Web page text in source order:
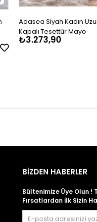
Adasea Siyah Kadın
Kapalı Tesettür Mayo
₺3.273,90
BİZDEN HABERLER
Bültenimize Üye Olun !
Fırsatlardan İlk Sizin